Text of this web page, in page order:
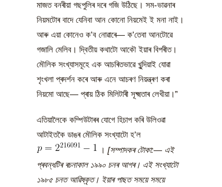
মাজত বনৰীয়া গছপুলিৰ দৰে গজি উঠিছে। সম-ভাৱনাৰ
নিয়মটোৰ বাদে যেনিবা আন কোনো নিয়মেই ই মনা নাই।
আৰু এয়া কোনেও ক’ব নোৱাৰে— ক’তেবা আনটোৱে
গজালি মেলিব। দ্বিতীয় কথাটো আকৌ ইয়াৰ বিপৰীত।
মৌলিক সংখ্যাসমূহে এক আচৰিতভাৱে খুন্দিয়াই যোৱা
শৃংখলা প্ৰদৰ্শন কৰে আৰু এনে আচৰণ নিয়ন্ত্ৰণ কৰা
নিয়মো আছে— প্ৰায় ঠিক মিলিটাৰী সূক্ষ্মতাৰ লেখীয়া।”
এতিয়ালৈকে কম্পিউটাৰৰ যোগে হিচাপ কৰি উলিওৱা
আটাইতকৈ ডাঙৰ মৌলিক সংখ্যাটো হ’ল
। [সম্পাদকৰ টোকা:— এই
প্ৰবন্ধটিৰ ৰচনাকাল ১৯৯০ চনৰ আগৰ। এই সংখ্যাটো
১৯৮৫ চনত আৱিষ্কৃত। ইয়াৰ পাছত সময়ে সময়ে